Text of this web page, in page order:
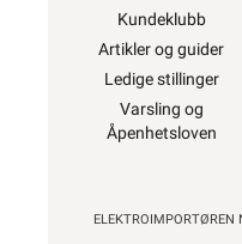
Kundeklubb
Artikler og guider
Ledige stillinger
Varsling og
Åpenhetsloven
ELEKTROIMPORTØREN